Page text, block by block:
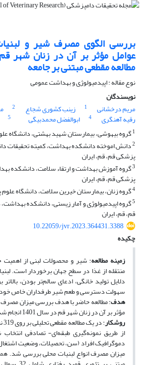
بررسی الگوی مصرف شیر و
مطالعه مقطعی مبتنی بر جامعه
نوع مقاله : اپیدمیولوژی و بهداشت عمومی
نویسندگان
مریم درخشانی
1 زینب کشوری شجاع 2
رقیه آهنگری 4 ابوالفضل محمدبیگی
5
1گروه بیهوشی، بیمارستان شهید بهشتی، دانشگاه
2دانش اموخته دانشکده بهداشت، کمیته تحقیقات
پزشکی قم، قم، ایران
3گروه آموزش بهداشت و ارتقاء سلامت، دانشکده
پزشکی قم، قم، ایران
4گروه زنان، بیمارستان خیرین سلامت، دانشگاه
5گروه اپیدمیولوژی و آمار زیستی، دانشکده
قم، قم، ایران
10.22059/jvr.2023.364431.3388
چکیده
زمینه مطالعه: شیر و محصولات لبنی از
منتقله از غذا در سطح جهان برخوردار است.
دلایل تولید خانگی، ادعای سالم‌تر بودن،
سهولت دسترسی و طعم شیر طرفداران خاص خود
هدف: مطالعه حاضر با هدف بررسی میزان مصرف
مؤثر بر آن در زنان شهر قم در سال 1401 انجام شد.
روشکار :
از طریق نمونه‌گیری طبقه‌ای- تصادفی
دموگرافیک افراد (سن، تحصیلات، وضعیت
میزان مصرف انواع لبنیات محلی بررسی شد.